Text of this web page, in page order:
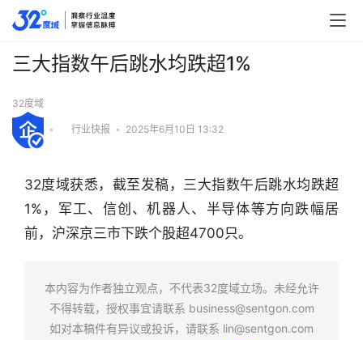
三大指数午后跳水均跌超1%
32度域
• 行业快报 • 2025年6月10日 13:32
32度域获悉，截至发稿，三大指数午后跳水均跌超
1%，军工、信创、机器人、半导体等方向跌幅居
前，沪深京三市下跌个股超4700只。
本内容为作者独立观点，不代表32度域立场。未经允许
不得转载，授权事宜请联系 business@sentgon.com
如对本稿件有异议或投诉，请联系 lin@sentgon.com